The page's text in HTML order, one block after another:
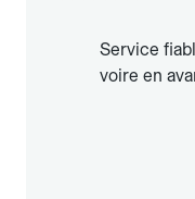
Service
voire en